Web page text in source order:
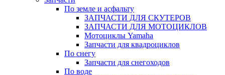
По земле и асфальту
ЗАПЧАСТИ ДЛЯ СКУТЕРОВ
ЗАПЧАСТИ ДЛЯ МОТОЦИКЛОВ
Мотоциклы Yamaha
Запчасти для квадроциклов
По снегу
Запчасти для снегоходов
По воде